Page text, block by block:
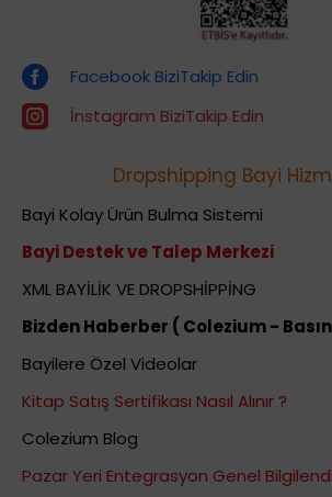
Facebook BiziTakip Edin
İnstagram BiziTakip Edin
Dropshipping Bayi
Bayi Kolay Ürün Bulma Sistemi
Bayi Destek ve Talep Merkezi
XML BAYİLİK VE DROPSHİPPİNG
Bizden Haberber ( Colezium -
Bayilere Özel Videolar
Kitap Satış Sertifikası Nasıl Alınır ?
Colezium Blog
Pazar Yeri Entegrasyon Genel